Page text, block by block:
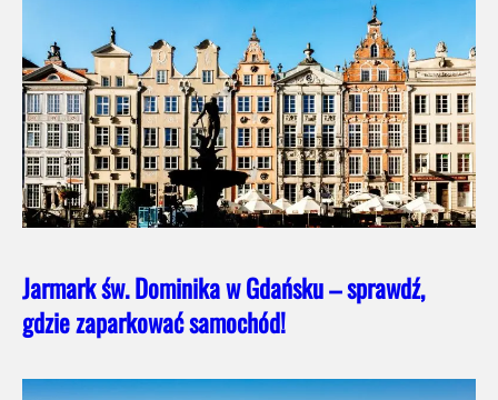
Jarmark św. Dominika w Gdańsku – sprawdź,
gdzie zaparkować samochód!